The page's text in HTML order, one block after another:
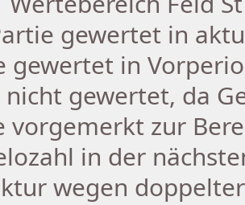
gewertet in
gewertet in
nicht gewertet, da
vorgemerkt zur
in der
wegen